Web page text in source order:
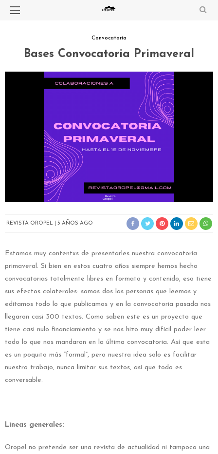
Convocatoria
Bases Convocatoria Primaveral
REVISTA OROPEL 5 AÑOS AGO
Estamos muy contentxs de presentarles nuestra convocatoria
primaveral. Si bien en estos cuatro años siempre hemos hecho
convocatorias totalmente libres en formato y contenido, eso tiene
sus efectos colaterales: somos dos las personas que leemos y
editamos todo lo que publicamos y en la convocatoria pasada nos
llegaron casi 300 textos. Como saben este es un proyecto que
tiene casi nulo financiamiento y se nos hizo muy difícil poder leer
todo lo que nos mandaron en la última convocatoria. Así que esta
es un poquito más “formal”, pero nuestra idea solo es facilitar
nuestro trabajo, nunca limitar sus textos, así que todo es
conversable.
Líneas generales:
Oropel no pretende ser una revista de actualidad ni tampoco una